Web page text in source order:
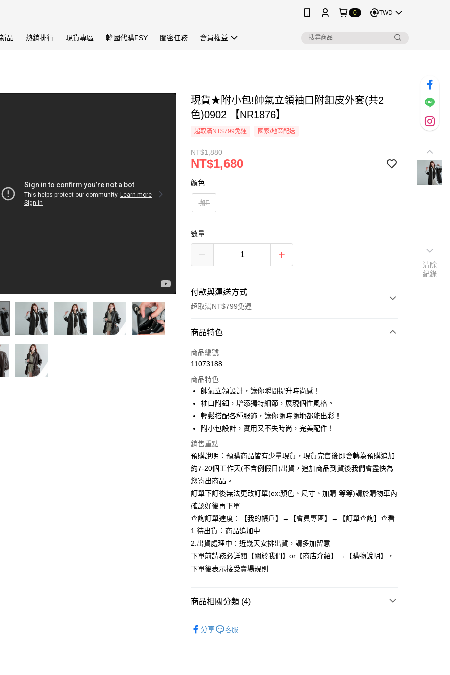
0 TWD
品 熱銷排行 現貨專區 韓國代購FSY 閨密任務 會員權益
附小包!帥氣立領袖口附釦皮外套R1876#穿搭 #搭配分享 #韓系 #ootd #miustar #매치하다 #스타일링#Autumn outfit #Trang phục mùa thu
現貨★附小包!帥氣立領袖口附釦皮外套(共2
色)0902 【NR1876】
超取滿NT$799免運 國家/地區配送
NT$1,880
NT$1,680
顏色
咖F
數量
付款與運送方式
超取滿NT$799免運
付款方式
信用卡一次付款
LINE Pay
Apple Pay
街口支付
悠遊付
全支付
AFTEE先享後付
相關說明
【關於「AFTEE先享後付」】
AFTEE先享後付是「在收到商品之後才付款」的支付方式。 讓您購物簡單
便利好安心！
１．簡單：不需註冊會員、不需綁卡、不需儲值。
２．便利：只要手機號碼，簡訊認證，即可結帳。
３．安心：先確認商品／服務後，再付款。
付」結帳頁面，進行簡訊認證並確認金額後，即可完成結帳。
／ATM／網路銀行／等多元方式進行付款，方視為交易完成。
ATM付款
運送方式
每筆NT$85，滿NT$799(含以上)免運費
商品特色
商品編號
11073188
商品特色
帥氣立領設計，讓你瞬間提升時尚感！
袖口附釦，增添獨特細節，展現個性風格。
輕鬆搭配各種服飾，讓你隨時隨地都能出彩！
附小包設計，實用又不失時尚，完美配件！
銷售重點
預購說明：預購商品皆有少量現貨，現貨完售後即會轉為預購追加
約7-20個工作天(不含例假日)出貨，追加商品到貨後我們會盡快為
您寄出商品。
訂單下訂後無法更改訂單(ex:顏色、尺寸、加購 等等)請於購物車內
確認好後再下單
查詢訂單進度：【我的帳戶】→【會員專區】→【訂單查詢】查看
1.待出貨：商品追加中
2.出貨處理中：近幾天安排出貨，請多加留意
下單前請務必詳閱【關於我們】or【商店介紹】→【購物說明】，
下單後表示接受賣場規則
商品相關分類 (4)
分享 客服
清除
紀錄